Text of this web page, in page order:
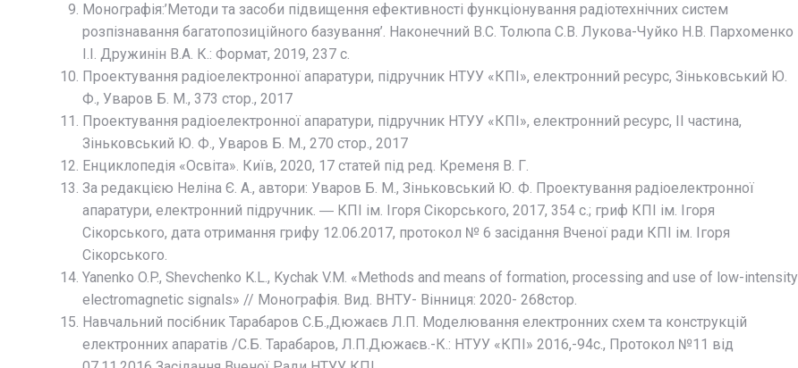
Монографія:’Методи та засоби підвищення ефективності функціонування радіотехнічних систем
розпізнавання багатопозиційного базування’. Наконечний В.С. Толюпа С.В. Лукова-Чуйко Н.В. Пархоменко
І.І. Дружинін В.А. К.: Формат, 2019, 237 с.
Проектування радіоелектронної апаратури, підручник НТУУ «КПІ», електронний ресурс, Зіньковський Ю.
Ф., Уваров Б. М., 373 стор., 2017
Проектування радіоелектронної апаратури, підручник НТУУ «КПІ», електронний ресурс, II частина,
Зіньковський Ю. Ф., Уваров Б. М., 270 стор., 2017
Енциклопедія «Освіта». Київ, 2020, 17 статей під ред. Кременя В. Г.
За редакцією Неліна Є. А., автори: Уваров Б. М., Зіньковський Ю. Ф. Проектування радіоелектронної
апаратури, електронний підручник. ― КПІ ім. Ігоря Сікорського, 2017, 354 с.; гриф КПІ ім. Ігоря
Сікорського, дата отримання грифу 12.06.2017, протокол № 6 засідання Вченої ради КПІ ім. Ігоря
Сікорського.
Yanenko O.P., Shevchenko K.L., Kychak V.M. «Methods and means of formation, processing and use of low-intensity
electromagnetic signals» // Монографія. Вид. ВНТУ- Вінниця: 2020- 268стор.
Навчальний посібник Тарабаров С.Б.,Дюжаєв Л.П. Моделювання електронних схем та конструкцій
електронних апаратів /С.Б. Тарабаров, Л.П.Дюжаєв.-К.: НТУУ «КПІ» 2016,-94с., Протокол №11 від